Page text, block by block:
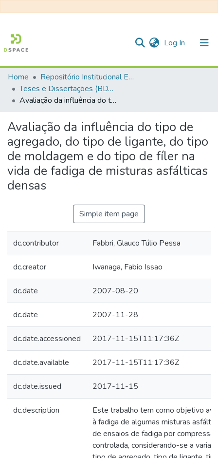
Log In (current)
Communities & Collections
All of DSpace
Statistics
Home
Repositório Institucional EESC
Teses e Dissertações (BDTD USP)
Avaliação da influência do tipo de agregado, do tipo de ligante, do tipo de moldagem e do tipo de fíler na vida de fadiga de misturas asfálticas densas
Avaliação da influência do tipo de
agregado, do tipo de ligante, do tipo
de moldagem e do tipo de fíler na
vida de fadiga de misturas asfálticas
densas
Simple item page
dc.contributor Fabbri, Glauco Túlio Pessa
dc.creator Iwanaga, Fabio Issao
dc.date 2007-08-20
dc.date 2007-11-28
dc.date.accessioned 2017-11-15T11:17:36Z
dc.date.available 2017-11-15T11:17:36Z
dc.date.issued 2017-11-15
dc.description
Este trabalho tem como objetivo
à fadiga de algumas misturas
de ensaios de fadiga por
controlada, considerando-se a